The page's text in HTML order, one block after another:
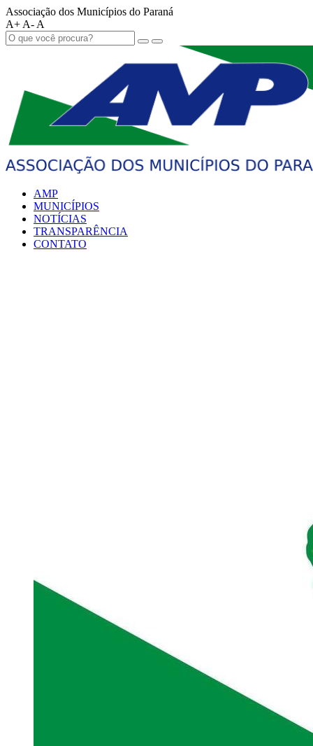
Associação dos Municípios do Paraná
A+ A- A
AMP
MUNICÍPIOS
NOTÍCIAS
TRANSPARÊNCIA
CONTATO